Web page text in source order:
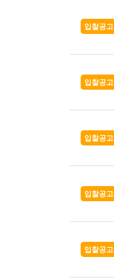
입찰공고
입찰공고
입찰공고
입찰공고
입찰공고